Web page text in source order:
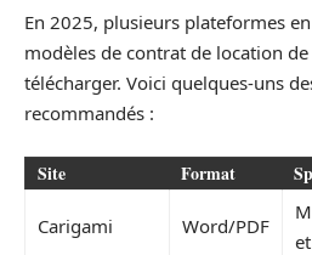
En 2025, plusieurs plateformes
modèles de contrat de location
télécharger. Voici quelques-uns
recommandés :
Site Format
Carigami Word/PDF